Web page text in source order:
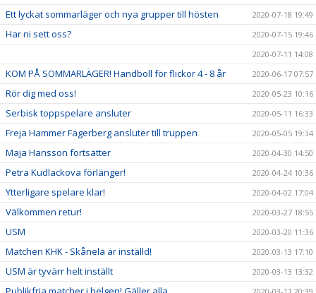
Ett lyckat sommarläger och nya grupper till hösten
2020-07-18 19:49
Har ni sett oss?
2020-07-15 19:46
2020-07-11 14:08
KOM PÅ SOMMARLÄGER! Handboll för flickor 4 - 8 år 2020-06-17 07:57
Rör dig med oss! 2020-05-23 10:16
Serbisk toppspelare ansluter 2020-05-11 16:33
Freja Hammer Fagerberg ansluter till truppen 2020-05-05 19:34
Maja Hansson fortsätter 2020-04-30 14:50
Petra Kudlackova förlänger! 2020-04-24 10:36
Ytterligare spelare klar! 2020-04-02 17:04
Välkommen retur! 2020-03-27 18:55
USM 2020-03-20 11:36
Matchen KHK - Skånela är inställd! 2020-03-13 17:10
USM är tyvärr helt inställt 2020-03-13 13:32